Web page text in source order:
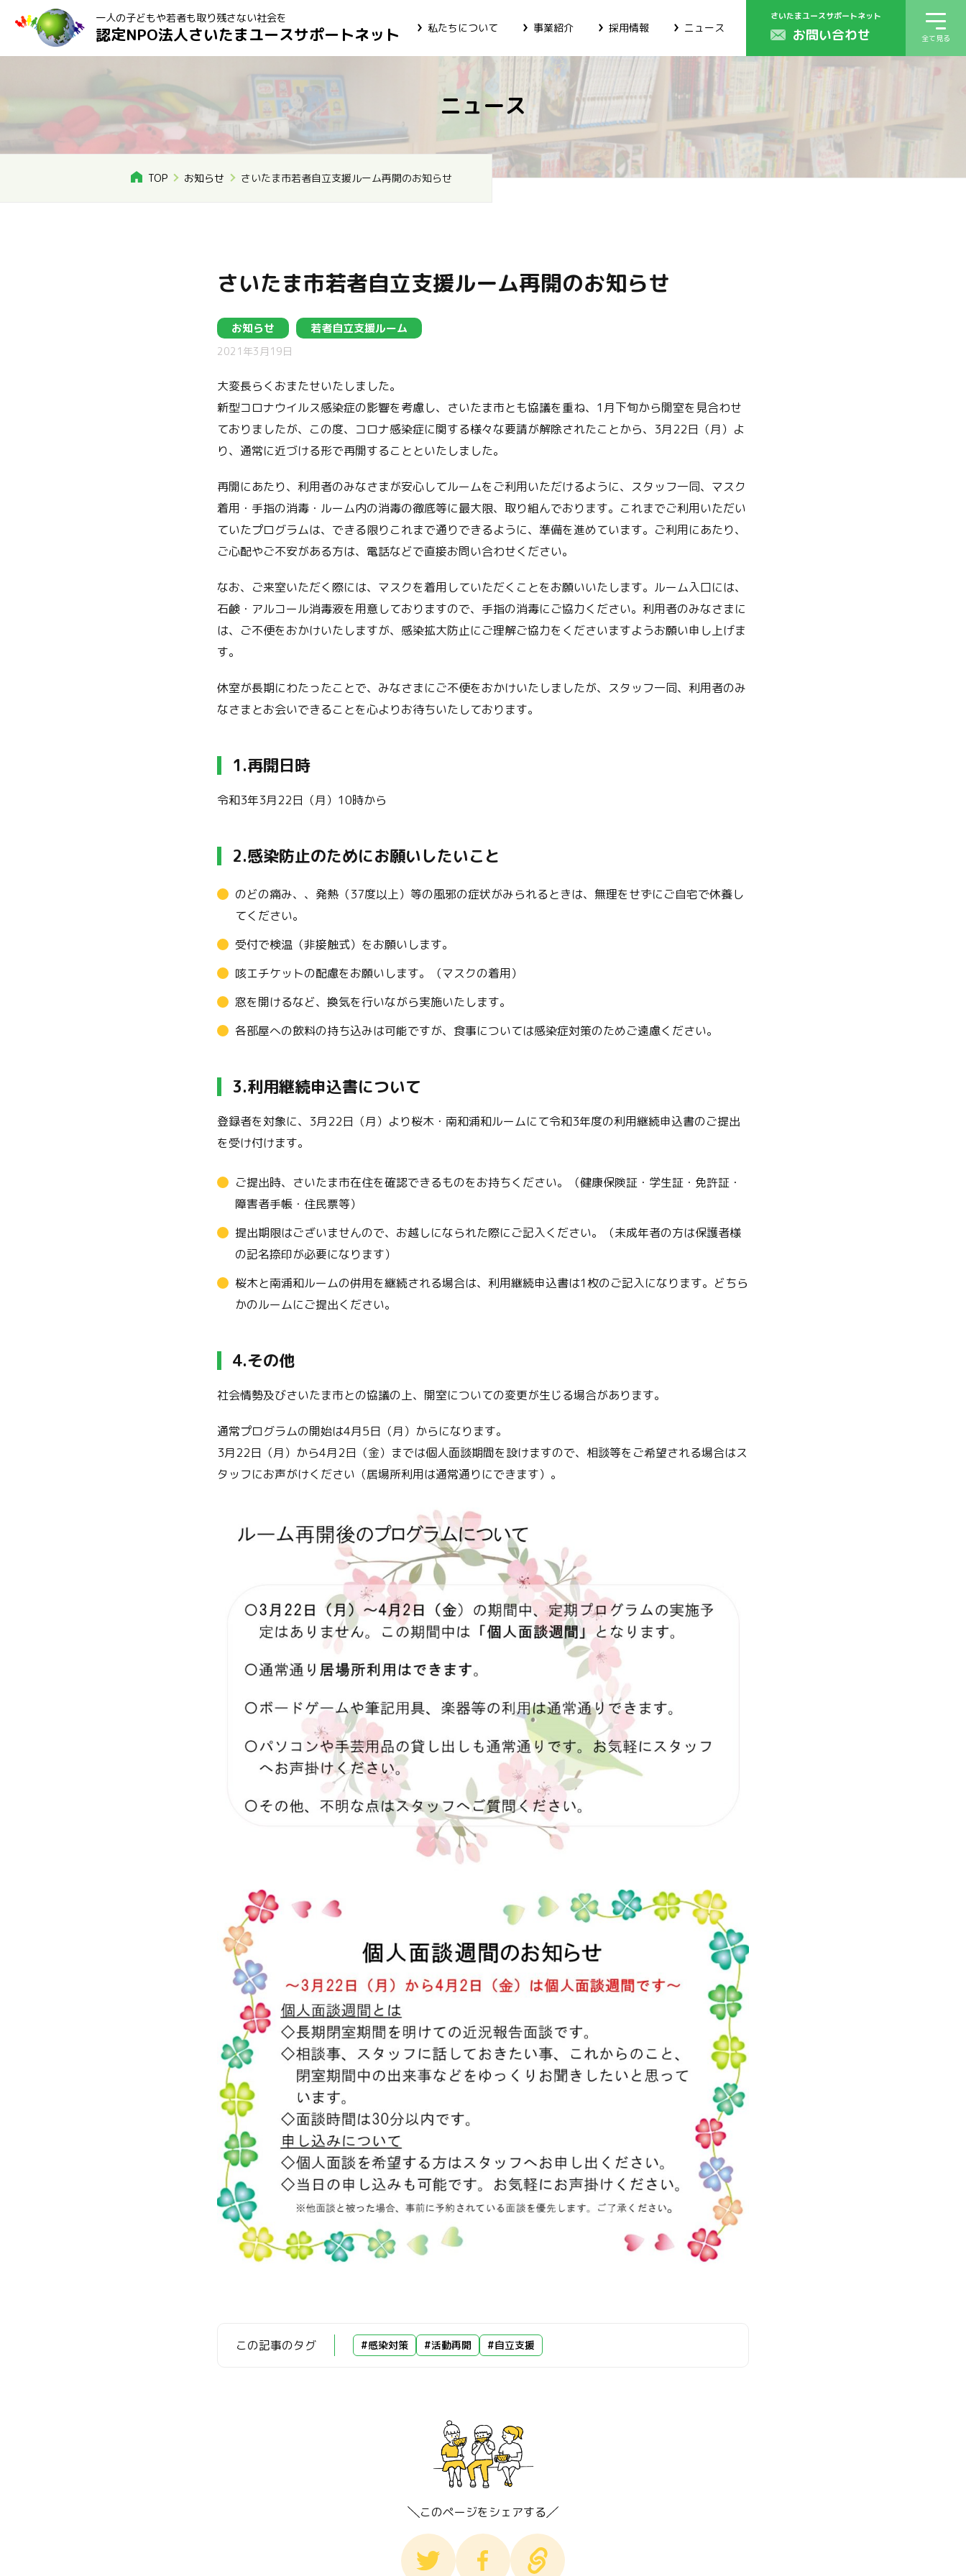
一人の子どもや若者も取り残さない社会を
認定NPO法人さいたまユースサポートネット 私たちについて 事業紹介 採用情報 ニュース
さいたまユースサポートネット
お問い合わせ 全て見る
ニュース
TOP お知らせ さいたま市若者自立支援ルーム再開のお知らせ
さいたま市若者自立支援ルーム再開のお知らせ
お知らせ 若者自立支援ルーム
2021年3月19日
大変長らくおまたせいたしました。
新型コロナウイルス感染症の影響を考慮し、さいたま市とも協議を重ね、1月下旬から開室を見合わせ
ておりましたが、この度、コロナ感染症に関する様々な要請が解除されたことから、3月22日（月）よ
り、通常に近づける形で再開することといたしました。
再開にあたり、利用者のみなさまが安心してルームをご利用いただけるように、スタッフ一同、マスク
着用・手指の消毒・ルーム内の消毒の徹底等に最大限、取り組んでおります。これまでご利用いただい
ていたプログラムは、できる限りこれまで通りできるように、準備を進めています。ご利用にあたり、
ご心配やご不安がある方は、電話などで直接お問い合わせください。
なお、ご来室いただく際には、マスクを着用していただくことをお願いいたします。ルーム入口には、
石鹸・アルコール消毒液を用意しておりますので、手指の消毒にご協力ください。利用者のみなさまに
は、ご不便をおかけいたしますが、感染拡大防止にご理解ご協力をくださいますようお願い申し上げま
す。
休室が長期にわたったことで、みなさまにご不便をおかけいたしましたが、スタッフ一同、利用者のみ
なさまとお会いできることを心よりお待ちいたしております。
1.再開日時
令和3年3月22日（月）10時から
2.感染防止のためにお願いしたいこと
のどの痛み、、発熱（37度以上）等の風邪の症状がみられるときは、無理をせずにご自宅で休養し
てください。
受付で検温（非接触式）をお願いします。
咳エチケットの配慮をお願いします。（マスクの着用）
窓を開けるなど、換気を行いながら実施いたします。
各部屋への飲料の持ち込みは可能ですが、食事については感染症対策のためご遠慮ください。
3.利用継続申込書について
登録者を対象に、3月22日（月）より桜木・南和浦和ルームにて令和3年度の利用継続申込書のご提出
を受け付けます。
ご提出時、さいたま市在住を確認できるものをお持ちください。（健康保険証・学生証・免許証・
障害者手帳・住民票等）
提出期限はございませんので、お越しになられた際にご記入ください。（未成年者の方は保護者様
の記名捺印が必要になります）
桜木と南浦和ルームの併用を継続される場合は、利用継続申込書は1枚のご記入になります。どちら
かのルームにご提出ください。
4.その他
社会情勢及びさいたま市との協議の上、開室についての変更が生じる場合があります。
通常プログラムの開始は4月5日（月）からになります。
3月22日（月）から4月2日（金）までは個人面談期間を設けますので、相談等をご希望される場合はス
タッフにお声がけください（居場所利用は通常通りにできます）。
この記事のタグ #感染対策 #活動再開 #自立支援
このページをシェアする